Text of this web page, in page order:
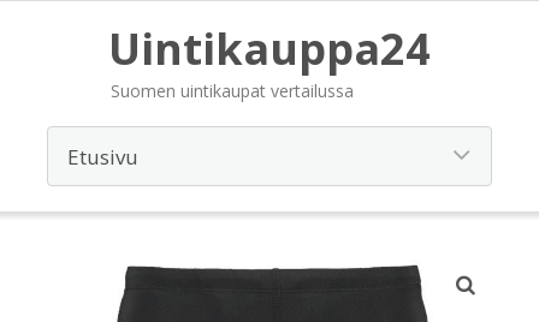
Uintikauppa24
Suomen uintikaupat vertailussa